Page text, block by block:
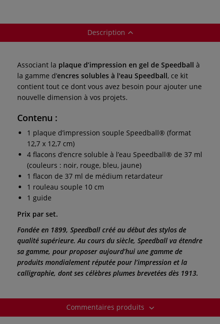
Description
Associant la plaque d’impression en gel de Speedball à
la gamme d’encres solubles à l'eau Speedball, ce kit
contient tout ce dont vous avez besoin pour ajouter une
nouvelle dimension à vos projets.
Contenu :
1 plaque d’impression souple Speedball® (format
12,7 x 12,7 cm)
4 flacons d’encre soluble à l’eau Speedball® de 37 ml
(couleurs : noir, rouge, bleu, jaune)
1 flacon de 37 ml de médium retardateur
1 rouleau souple 10 cm
1 guide
Prix par set.
Fondée en 1899, Speedball créé au début des stylos de
qualité supérieure. Au cours du siècle, Speedball va étendre
sa gamme, pour proposer aujourd’hui une gamme de
produits mondialement réputée pour l’impression et la
calligraphie, dont ses célèbres plumes brevetées dès 1913.
Commentaires produits